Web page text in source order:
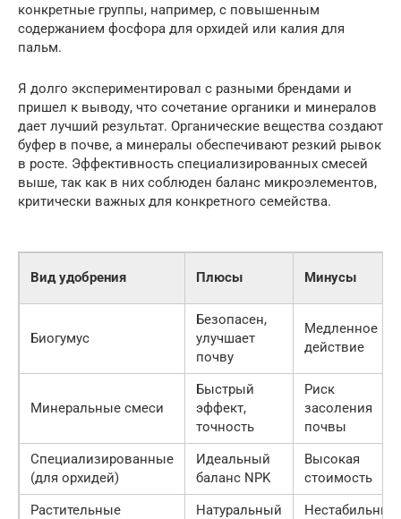
конкретные группы, например, с повышенным
содержанием фосфора для орхидей или калия для
пальм.
Я долго экспериментировал с разными брендами и
пришел к выводу, что сочетание органики и минералов
дает лучший результат. Органические вещества создают
буфер в почве, а минералы обеспечивают резкий рывок
в росте. Эффективность специализированных смесей
выше, так как в них соблюден баланс микроэлементов,
критически важных для конкретного семейства.
Вид удобрения Плюсы Минусы
Биогумус
Безопасен,
улучшает
почву
Медленное
действие
Минеральные смеси
Быстрый
эффект,
точность
Риск
засоления
почвы
Специализированные
(для орхидей)
Идеальный
баланс NPK
Высокая
стоимость
Растительные
Натуральный
Нестабильный